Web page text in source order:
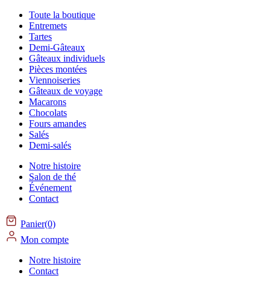
Toute la boutique
Entremets
Tartes
Demi-Gâteaux
Gâteaux individuels
Pièces montées
Viennoiseries
Gâteaux de voyage
Macarons
Chocolats
Fours amandes
Salés
Demi-salés
Notre histoire
Salon de thé
Événement
Contact
Panier(0)
Mon compte
Notre histoire
Contact